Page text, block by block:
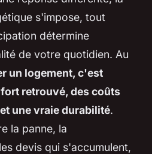
s'impose, tout
détermine
de votre quotidien. Au
un logement, c'est
retrouvé, des coûts
une vraie durabilité.
la panne, la
devis qui s'accumulent,